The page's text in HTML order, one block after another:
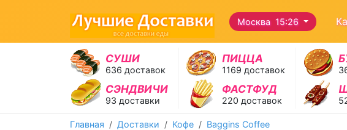
Москва 15:26
СУШИ
636 доставок
ПИЦЦА
1169 доставок
СЭНДВИЧИ
93 доставки
ФАСТФУД
220 доставок
Главная Доставки Кофе Baggins Coffee